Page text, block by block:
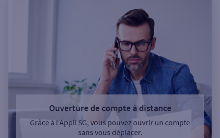
Ouverture de compte à distance
Grâce à l’Appli SG, vous pouvez ouvrir un compte
sans vous déplacer.